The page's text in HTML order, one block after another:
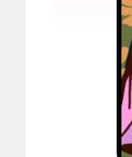
Великие